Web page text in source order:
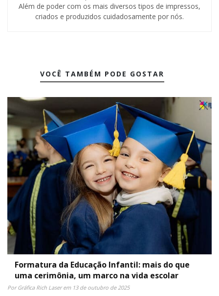
Além de poder com os mais diversos tipos de impressos,
criados e produzidos cuidadosamente por nós.
VOCÊ TAMBÉM PODE GOSTAR
Formatura da Educação Infantil: mais do que
uma cerimônia, um marco na vida escolar
Por Gráfica Rich Laser em 13 de outubro de 2025